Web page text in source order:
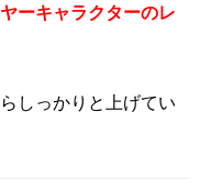
ーキャラクターのレ
しっかりと上げてい